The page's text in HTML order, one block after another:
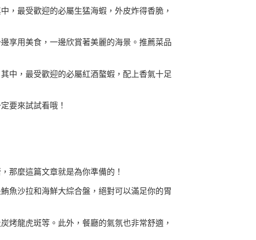
，最受歡迎的必屬生猛海蝦，外皮炸得香脆，
享用美食，一邊欣賞著美麗的海景。推薦菜品
中，最受歡迎的必屬紅酒螯蝦，配上香氣十足
要來試試看哦！
那麼這篇文章就是為你準備的！
魚沙拉和海鮮大綜合盤，絕對可以滿足你的胃
烤龍虎斑等。此外，餐廳的氣氛也非常舒適，